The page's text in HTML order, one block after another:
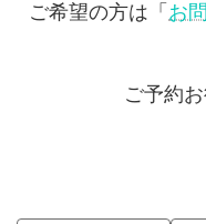
ご希望の方は「 お
ご予約